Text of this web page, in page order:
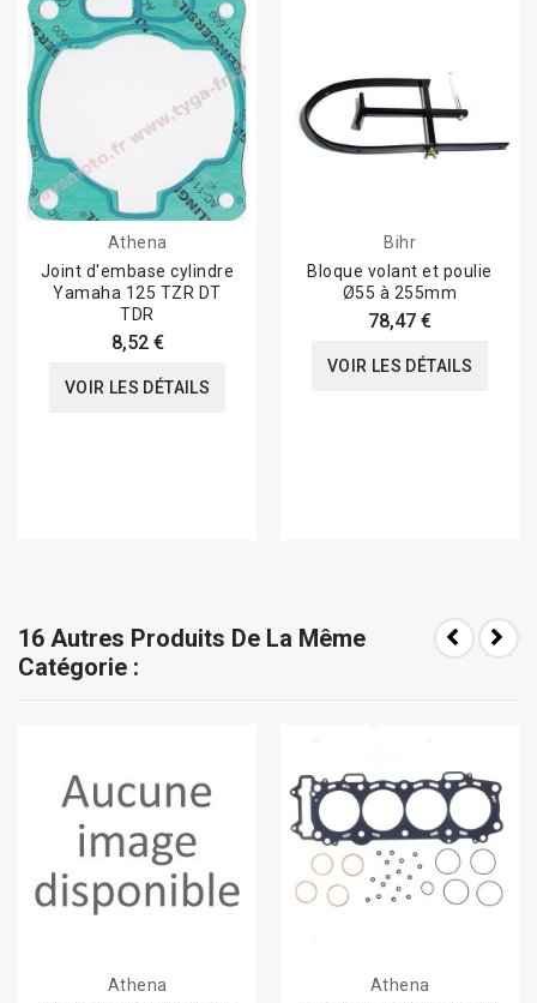
Athena
Joint d'embase cylindre
Yamaha 125 TZR DT
TDR
8,52 €
VOIR LES DÉTAILS
Bihr
Bloque volant et poulie
Ø55 à 255mm
78,47 €
VOIR LES DÉTAILS
16 Autres Produits De La Même
Catégorie :
Athena
Athena